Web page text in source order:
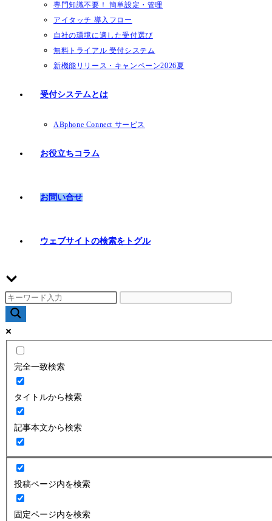
専門知識不要！ 簡単設定・管理
アイタッチ 導入フロー
自社の環境に適した受付選び
無料トライアル 受付システム
新機能リリース・キャンペーン2026夏
受付システムとは
ABphone Connect サービス
お役立ちコラム
お問い合せ
ウェブサイトの検索をトグル
完全一致検索
タイトルから検索
記事本文から検索
投稿ページ内を検索
固定ページ内を検索